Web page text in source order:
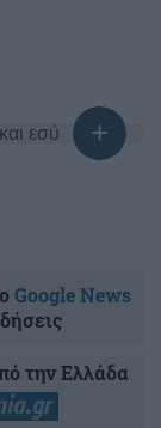
εσύ
Google News
την Ελλάδα